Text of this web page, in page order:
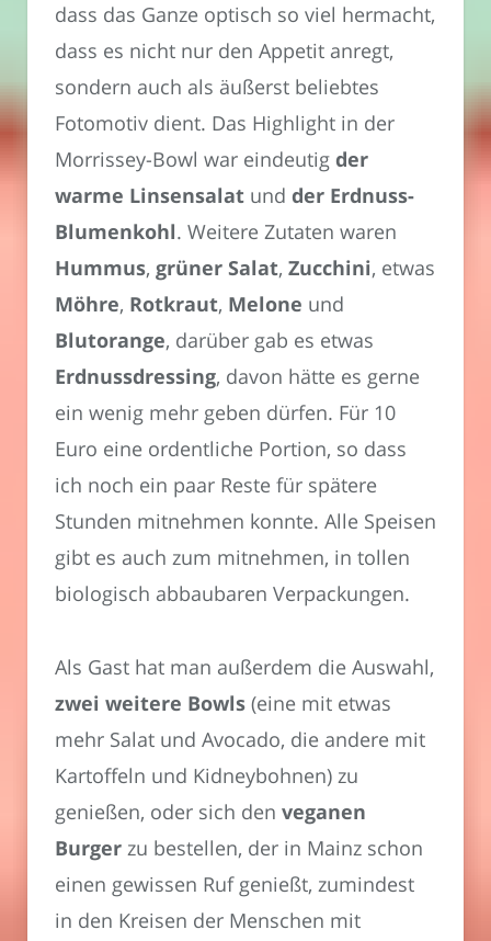
dass das Ganze optisch so viel hermacht,
dass es nicht nur den Appetit anregt,
sondern auch als äußerst beliebtes
Fotomotiv dient. Das Highlight in der
Morrissey-Bowl war eindeutig der
warme Linsensalat und der Erdnuss-
Blumenkohl. Weitere Zutaten waren
Hummus, grüner Salat, Zucchini, etwas
Möhre, Rotkraut, Melone und
Blutorange, darüber gab es etwas
Erdnussdressing, davon hätte es gerne
ein wenig mehr geben dürfen. Für 10
Euro eine ordentliche Portion, so dass
ich noch ein paar Reste für spätere
Stunden mitnehmen konnte. Alle Speisen
gibt es auch zum mitnehmen, in tollen
biologisch abbaubaren Verpackungen.
Als Gast hat man außerdem die Auswahl,
zwei weitere Bowls (eine mit etwas
mehr Salat und Avocado, die andere mit
Kartoffeln und Kidneybohnen) zu
genießen, oder sich den veganen
Burger zu bestellen, der in Mainz schon
einen gewissen Ruf genießt, zumindest
in den Kreisen der Menschen mit